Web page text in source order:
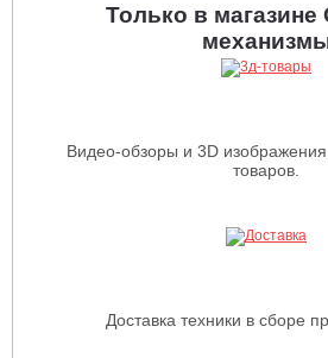
Только в
Видео-обзоры и 3D
товаров.
Доставка техники в сборе